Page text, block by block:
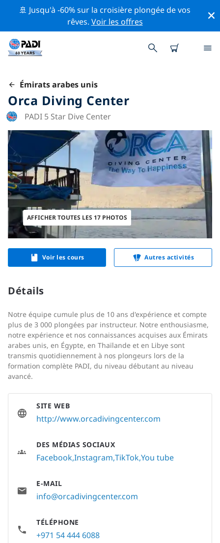
🚢 Jusqu'à -60% sur la croisière plongée de vos
rêves. Voir les offres
Émirats arabes unis
Orca Diving Center
PADI 5 Star Dive Center
AFFICHER TOUTES LES 17 PHOTOS
Voir les cours Autres activités
Détails
Notre équipe cumule plus de 10 ans d'expérience et compte
plus de 3 000 plongées par instructeur. Notre enthousiasme,
notre expérience et nos connaissances acquises aux Émirats
arabes unis, en Égypte, en Thaïlande et en Libye sont
transmis quotidiennement à nos plongeurs lors de la
formation complète PADI, du niveau débutant au niveau
avancé.
SITE WEB
http://www.orcadivingcenter.com
DES MÉDIAS SOCIAUX
FacebookInstagram TikTokYou tube
E-MAIL
info@orcadivingcenter.com
TÉLÉPHONE
+971 54 444 6088